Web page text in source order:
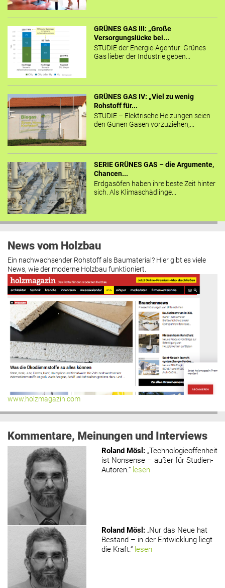
GRÜNES GAS III: „Große
Versorgungslücke bei...
STUDIE der Energie-Agentur: Grünes
Gas lieber der Industrie geben...
GRÜNES GAS IV: „Viel zu wenig
Rohstoff für...
STUDIE – Elektrische Heizungen seien
den Günen Gasen vorzuziehen,...
SERIE GRÜNES GAS – die Argumente,
Chancen...
Erdgasöfen haben ihre beste Zeit hinter
sich. Als Klimaschädlinge...
News vom Holzbau
Ein nachwachsender Rohstoff als Baumaterial? Hier gibt es viele
News, wie der moderne Holzbau funktioniert.
www.holzmagazin.com
Kommentare, Meinungen und Interviews
Roland Mösl : „Technologieoffenheit
ist Nonsense – außer für Studien-
Autoren.“ lesen
Roland Mösl : „Nur das Neue hat
Bestand – in der Entwicklung liegt
die Kraft.“ lesen